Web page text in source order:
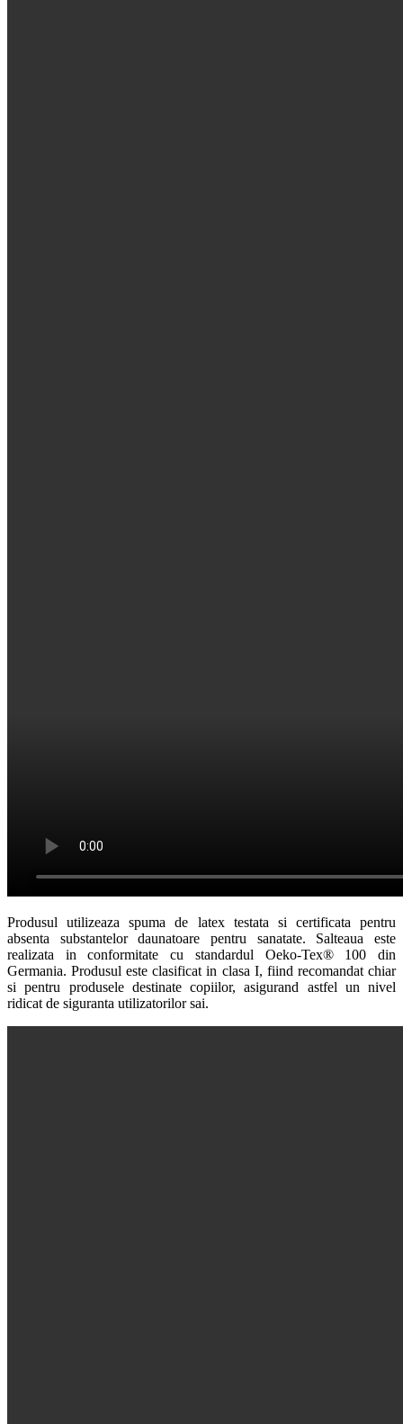
Produsul utilizeaza spuma de latex testata si certificata pentru
absenta substantelor daunatoare pentru sanatate. Salteaua este
realizata in conformitate cu standardul Oeko-Tex® 100 din
Germania. Produsul este clasificat in clasa I, fiind recomandat chiar
si pentru produsele destinate copiilor, asigurand astfel un nivel
ridicat de siguranta utilizatorilor sai.